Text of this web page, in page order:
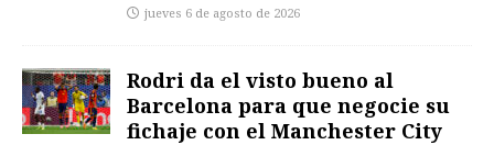
jueves 6 de agosto de 2026
Rodri da el visto bueno al
Barcelona para que negocie su
fichaje con el Manchester City